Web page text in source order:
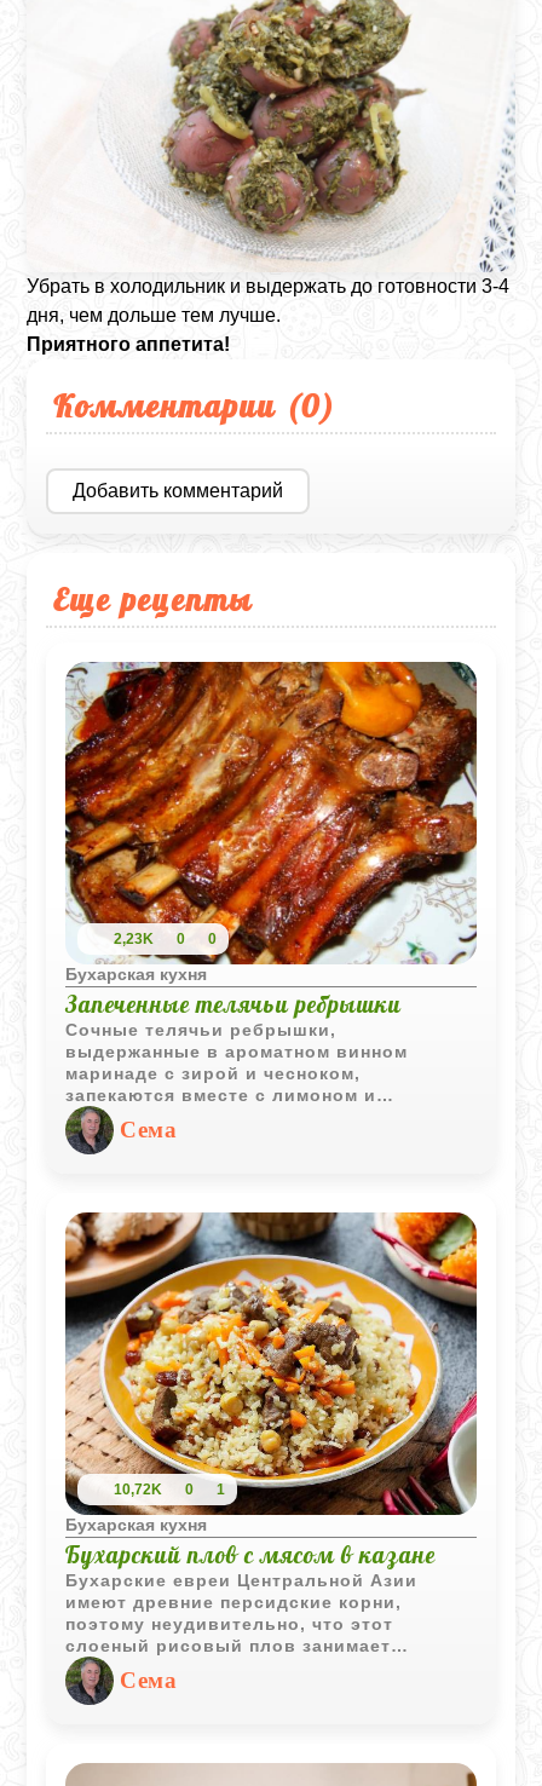
Убрать в холодильник и выдержать до готовности 3-4
дня, чем дольше тем лучше.
Приятного аппетита!
Комментарии (0)
Добавить комментарий
Еще рецепты
2,23K 0 0
Бухарская кухня
Запеченные телячьи ребрышки
Сочные телячьи ребрышки,
выдержанные в ароматном винном
маринаде с зирой и чесноком,
запекаются вместе с лимоном и
помидорами. Во время приготовления
мясо становится мягким, а овощи и
цитрусы придают ему выразительный
Сема
10,72K 0 1
Бухарская кухня
Бухарский плов с мясом в казане
Бухарские евреи Центральной Азии
имеют древние персидские корни,
поэтому неудивительно, что этот
слоеный рисовый плов занимает
центральное место в их кухне.
Сема